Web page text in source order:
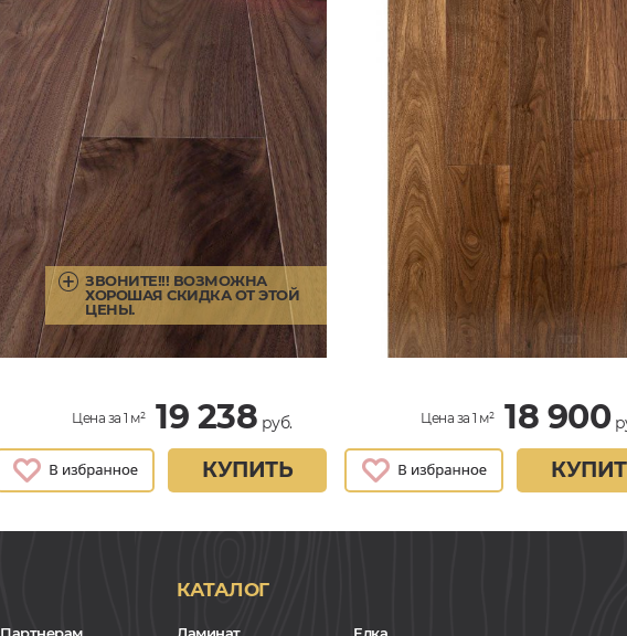
ЗВОНИТЕ!!! ВОЗМОЖНА
ХОРОШАЯ СКИДКА ОТ ЭТОЙ
ЦЕНЫ.
Цена за 1 м² 19 238 руб.
КУПИТЬ
Цена за 1 м² 18 900
Партнерам
КАТАЛОГ
Ламинат Елка